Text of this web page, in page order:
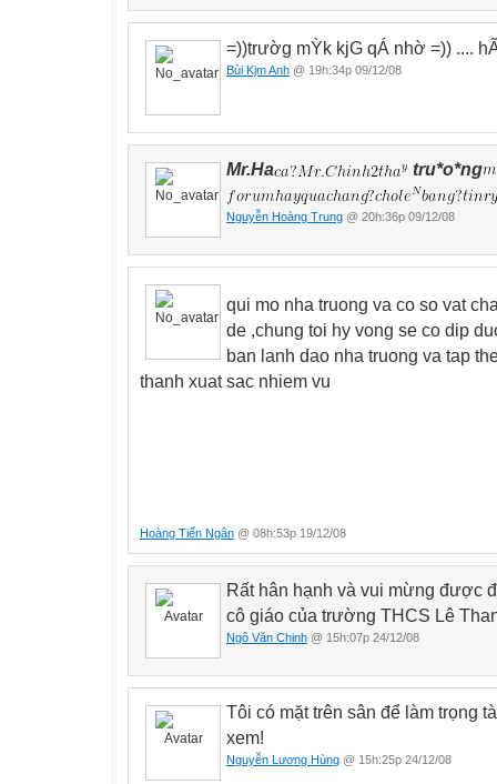
=))trườg mỲk kjG qÁ nhờ =)) ....
Bùi Kjm Anh @ 19h:34p 09/12/08
Mr.Ha tru*o*ng
Nguyễn Hoàng Trung @ 20h:36p 09/12/08
qui mo nha truong va co so vat
de ,chung toi hy vong se co dip
ban lanh dao nha truong va tap
thanh xuat sac nhiem vu
Hoàng Tiến Ngân @ 08h:53p 19/12/08
Rất hân hạnh và vui mừng được
cô giáo của trường THCS Lê
Ngô Văn Chinh @ 15h:07p 24/12/08
Tôi có mặt trên sân để làm trọng
xem!
Nguyễn Lương Hùng @ 15h:25p 24/12/08